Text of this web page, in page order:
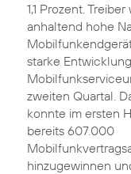
1,1 Prozent.
anhaltend hohe
starke
zweiten Quartal.
konnte im ersten
bereits 607.000
hinzugewinnen